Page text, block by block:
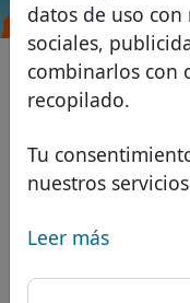
datos de uso con
sociales,
combinarlos con
recopilado.
Tu
nuestros
Leer más
Dominios
Base de
Dominios
Dominios
Dominios
Dominios de
Dominios
Lista de precios
Descuentos
Transferir
Buscar
Servicios
Protección de
Alojamiento
WHOIS
Eesti